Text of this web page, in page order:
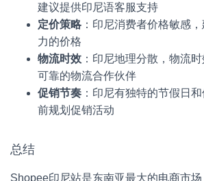
建议提供印尼语客服支持
定价策略 ：印尼消费者价格敏感
力的价格
物流时效 ：印尼地理分散，物流
可靠的物流合作伙伴
促销节奏 ：印尼有独特的节假日
前规划促销活动
总结
Shopee印尼站是东南亚最大的电商市